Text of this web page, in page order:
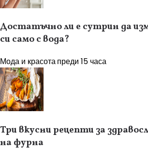
Достатъчно ли е сутрин да
си само с вода?
Мода и красотапреди 15 часа
Три вкусни рецепти за
на фурна